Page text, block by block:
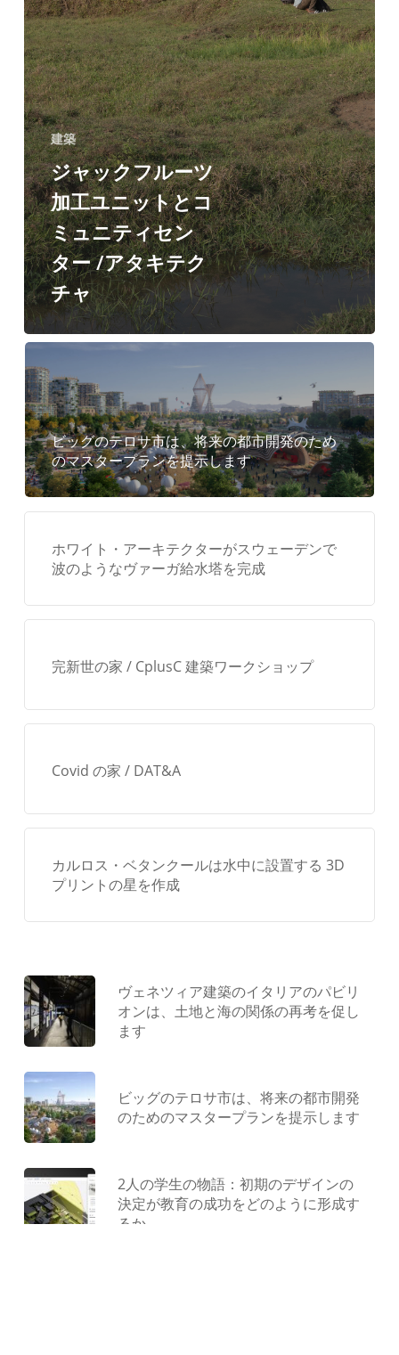
と
コ
ミ
ュ
ニ
テ
ィ
セ
ン
タ
ー
/
ア
タ
キ
テ
ク
チ
建築
ジャックフルーツ
加工ユニットとコ
ミュニティセン
ター /アタキテク
チャ
ビッグのテロサ市は、将来の都市開発のため
のマスタープランを提示します
ホワイト・アーキテクターがスウェーデンで
波のようなヴァーガ給水塔を完成
完新世の家 / CplusC 建築ワークショップ
Covid の家 / DAT&A
カルロス・ベタンクールは水中に設置する 3D
プリントの星を作成
ヴェネツィア建築のイタリアのパビリ
オンは、土地と海の関係の再考を促し
ます
ビッグのテロサ市は、将来の都市開発
のためのマスタープランを提示します
2人の学生の物語：初期のデザインの
決定が教育の成功をどのように形成す
るか